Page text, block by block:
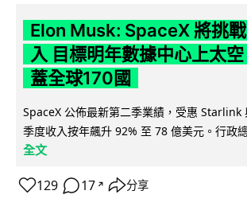
Elon Musk: SpaceX 將挑
入 目標明年數據中心上太
蓋全球170國
SpaceX 公佈最新第二季業績，受惠 Starlink
季度收入按年飆升 92% 至 78 億美元。行政
全文
129 17 ↗ 分享